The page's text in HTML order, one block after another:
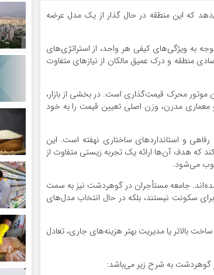
که این منطقه در حال گذار از یک مدل عرضه
به ویژگی‌های کیفی هر واحد، از استراتژی‌های
منطقه و درک عمیق مالکان از نیازهای متفاوت
موتور محرک قیمت‌گذاری است. در بخشی از بازار،
مدرن، وزن اصلی تعیین قیمت را به خود
رفاهی و استانداردهای ساختاری نهفته است. این
که هدف آن‌ها ارائه یک تجربه زیستی متفاوت از
می‌شود.
جامعه مستأجران در گوهردشت نیز به سمت
سکونت نیستند، بلکه در حال انتخاب مدل‌های
بالاتر یا مدیریت بهتر هزینه‌های جاری، تعادل
گوهردشت به شرح زیر می‌باشد: